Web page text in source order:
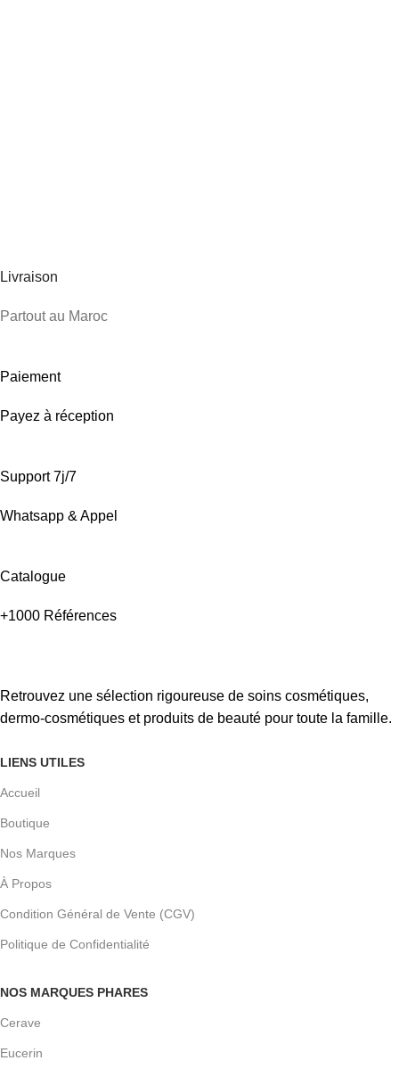
Livraison
Partout au Maroc
Paiement
Payez à réception
Support 7j/7
Whatsapp & Appel
Catalogue
+1000 Références
Retrouvez une sélection rigoureuse de soins cosmétiques,
dermo-cosmétiques et produits de beauté pour toute la famille.
LIENS UTILES
Accueil
Boutique
Nos Marques
À Propos
Condition Général de Vente (CGV)
Politique de Confidentialité
NOS MARQUES PHARES
Cerave
Eucerin